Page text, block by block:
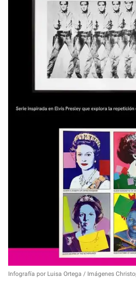
Infografía por Luisa Ortega / Imágenes